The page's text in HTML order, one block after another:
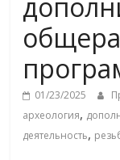
01/23/2025
археология,
деятельность,